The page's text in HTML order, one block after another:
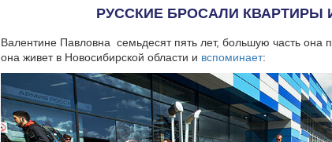
РУССКИЕ БРОСАЛИ КВАРТИРЫ
Валентине Павловна семьдесят пять лет, большую часть
она живет в Новосибирской области и вспоминает: